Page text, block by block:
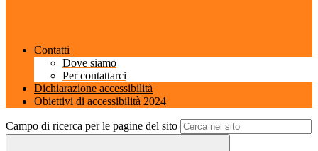
Contatti
Dove siamo
Per contattarci
Dichiarazione accessibilità
Obiettivi di accessibilità 2024
Campo di ricerca per le pagine del sito